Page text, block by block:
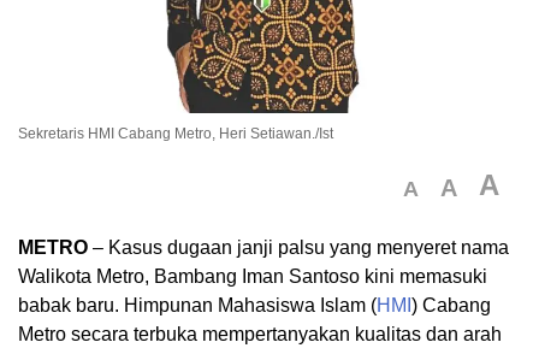
Sekretaris HMI Cabang Metro, Heri Setiawan./Ist
A A A
METRO – Kasus dugaan janji palsu yang menyeret nama
Walikota Metro, Bambang Iman Santoso kini memasuki
babak baru. Himpunan Mahasiswa Islam (HMI ) Cabang
Metro secara terbuka mempertanyakan kualitas dan arah